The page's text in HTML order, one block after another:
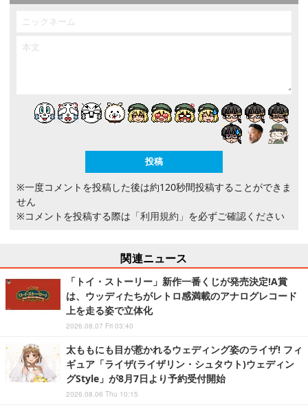
※一度コメントを投稿した後は約120秒間投稿することができま
せん
※コメントを投稿する際は 「利用規約」 を必ずご確認ください
関連ニュース
「トイ・ストーリー」新作一番くじが発売決定!A賞
は、ウッディたちがレトロ感満載のアナログレコード
上を走る姿で立体化
2026.08.07 Fri 03:40
太ももにも目が惹かれるウェディング姿のライザ! フィ
ギュア「ライザ(ライザリン・シュタウト)ウェディン
グStyle」が8月7日より予約受付開始
2026.08.06 Thu 10:15